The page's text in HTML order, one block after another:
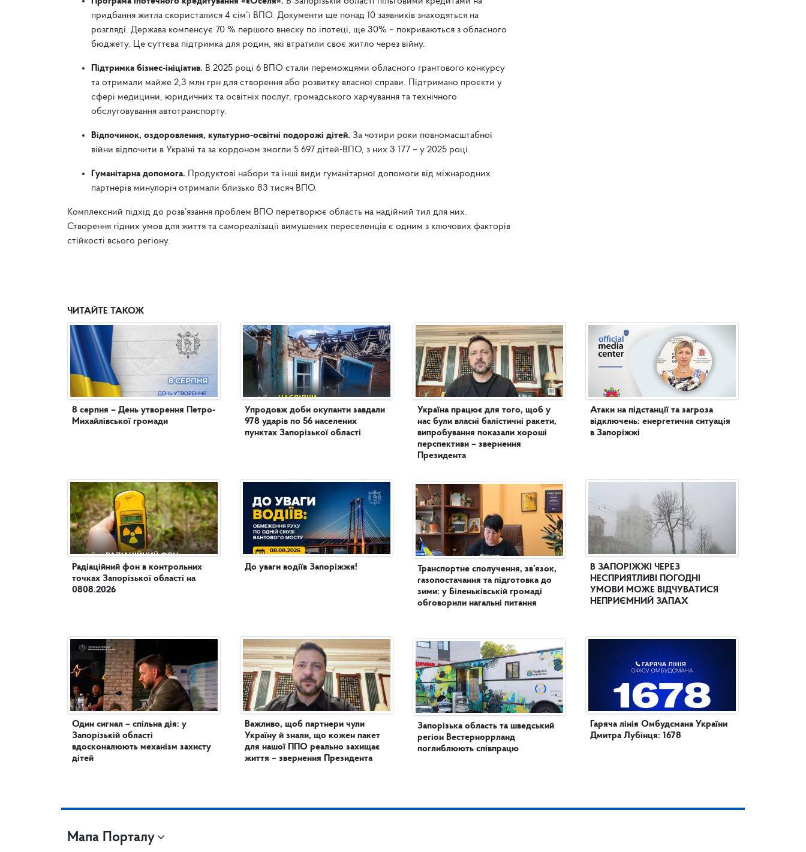
придбання житла скористалися 4 сім’ї ВПО. Документи ще понад 10 заявників знаходяться на
розгляді. Держава компенсує 70 % першого внеску по іпотеці, ще 30% – покриваються з обласного
бюджету. Це суттєва підтримка для родин, які втратили своє житло через війну.
Підтримка бізнес-ініціатив. В 2025 році 6 ВПО стали переможцями обласного грантового конкурсу
та отримали майже 2,3 млн грн для створення або розвитку власної справи. Підтримано проєкти у
сфері медицини, юридичних та освітніх послуг, громадського харчування та технічного
обслуговування автотранспорту.
Відпочинок, оздоровлення, культурно-освітні подорожі дітей. За чотири роки повномасштабної
війни відпочити в Україні та за кордоном змогли 5 697 дітей-ВПО, з них 3 177 – у 2025 році.
Гуманітарна допомога. Продуктові набори та інші види гуманітарної допомоги від міжнародних
партнерів минулоріч отримали близько 83 тисяч ВПО.
Комплексний підхід до розв’язання проблем ВПО перетворює область на надійний тил для них.
Створення гідних умов для життя та самореалізації вимушених переселенців є одним з ключових факторів
стійкості всього регіону.
ЧИТАЙТЕ ТАКОЖ
8 серпня – День утворення Петро-
Михайлівської громади
Радіаційний фон в контрольних
точках Запорізької області на
0808.2026
Один сигнал – спільна дія: у
Запорізькій області
вдосконалюють механізм захисту
дітей
Упродовж доби окупанти завдали
978 ударів по 56 населених
пунктах Запорізької області
До уваги водіїв Запоріжжя!
Важливо, щоб партнери чули
Україну й знали, що кожен пакет
для нашої ППО реально захищає
життя – звернення Президента
Україна працює для того, щоб у
нас були власні балістичні ракети,
випробування показали хороші
перспективи – звернення
Президента
Транспортне сполучення, зв’язок,
газопостачання та підготовка до
зими: у Біленьківській громаді
обговорили нагальні питання
Запорізька область та шведський
регіон Вестерноррланд
поглиблюють співпрацю
Атаки на підстанції та загроза
відключень: енергетична ситуація
в Запоріжжі
В ЗАПОРІЖЖІ ЧЕРЕЗ
НЕСПРИЯТЛИВІ ПОГОДНІ
УМОВИ МОЖЕ ВІДЧУВАТИСЯ
НЕПРИЄМНИЙ ЗАПАХ
Гаряча лінія Омбудсмана України
Дмитра Лубінця: 1678
Мапа Порталу